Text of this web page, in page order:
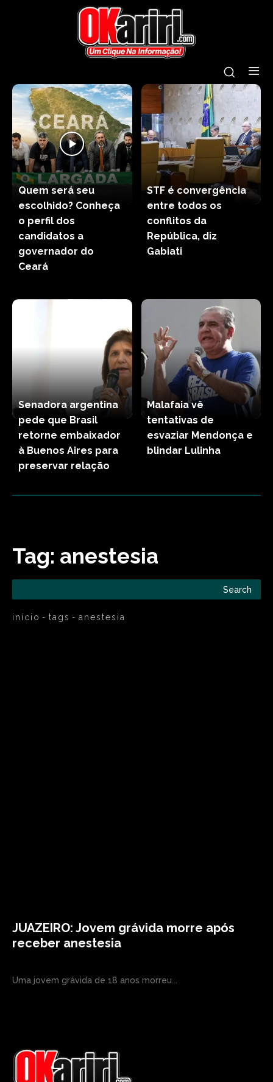
Quem será seu
escolhido? Conheça
o perfil dos
candidatos a
governador do
Ceará
STF é convergência
entre todos os
conflitos da
República, diz
Gabiati
Senadora argentina
pede que Brasil
retorne embaixador
à Buenos Aires para
preservar relação
Malafaia vê
tentativas de
esvaziar Mendonça e
blindar Lulinha
Tag: anestesia
Search
início tags anestesia
JUAZEIRO: Jovem grávida morre após
receber anestesia
Uma jovem grávida de 18 anos morreu...